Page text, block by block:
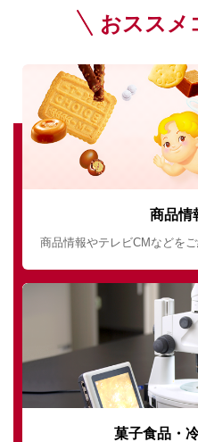
おススメ
商品情
商品情報やテレビCMなどをご
菓子食品・